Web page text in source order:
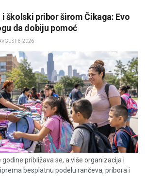
školski pribor širom Čikaga: Evo
da dobiju pomoć
6, 2026
približava se, a više organizacija i
besplatnu podelu rančeva, pribora i